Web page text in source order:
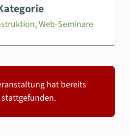
,Web-Seminare
hat bereits
stattgefunden.